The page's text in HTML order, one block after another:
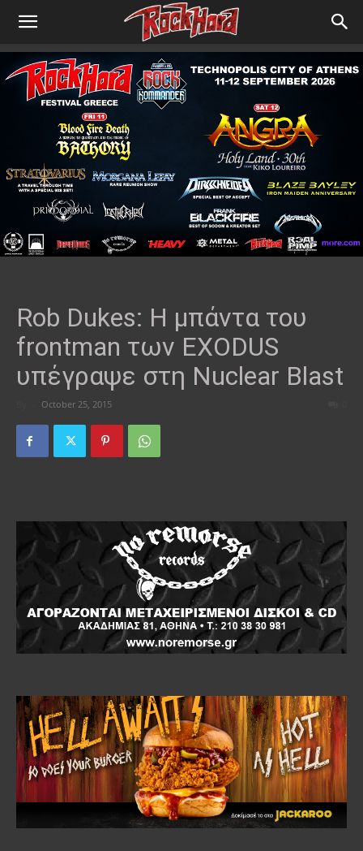
Rob Dukes: Η μπάντα του
frontman των EXODUS
υπέγραψε στη Nuclear Blast
October 25, 2015